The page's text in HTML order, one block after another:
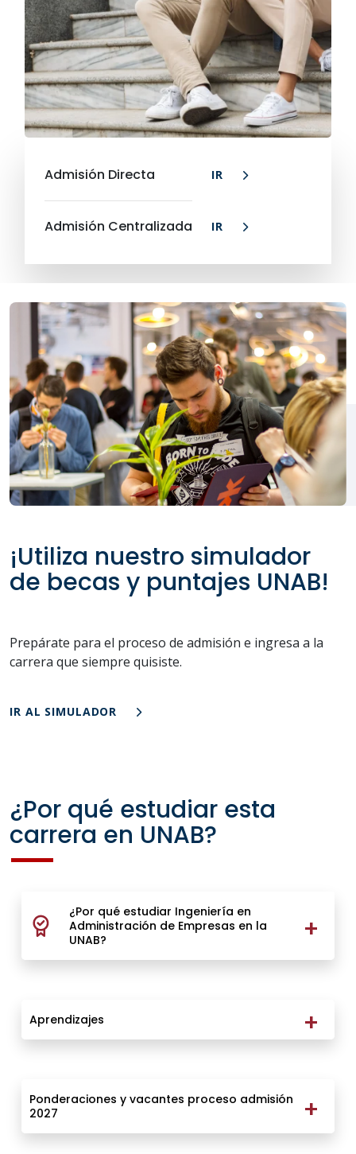
Admisión Directa IR
Admisión Centralizada IR
¡Utiliza nuestro simulador
de becas y puntajes UNAB!
Prepárate para el proceso de admisión e ingresa a la
carrera que siempre quisiste.
IR AL SIMULADOR
¿Por qué estudiar esta
carrera en UNAB?
¿Por qué estudiar Ingeniería en
Administración de Empresas en la
UNAB?
Aprendizajes
Ponderaciones y vacantes proceso admisión
2027